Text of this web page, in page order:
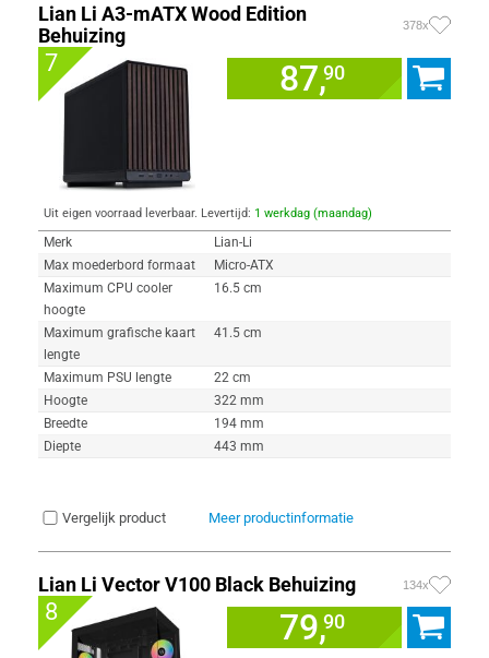
Lian Li A3-mATX Wood Edition
Behuizing
378x
7 87,90
Uit eigen voorraad leverbaar. Levertijd: 1 werkdag (maandag)
Merk
Lian-Li
Max moederbord formaat
Micro-ATX
Maximum CPU cooler
hoogte
16.5 cm
Maximum grafische kaart
lengte
41.5 cm
Maximum PSU lengte
22 cm
Hoogte
322 mm
Breedte
194 mm
Diepte
443 mm
Vergelijk product Meer productinformatie
Lian Li Vector V100 Black Behuizing 134x
8 79,90